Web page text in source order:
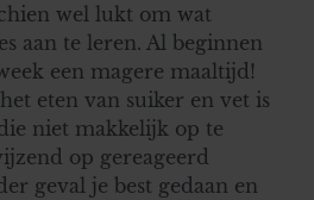
wel lukt om wat
aan te leren. Al beginnen
een magere maaltijd!
eten van suiker en vet is
niet makkelijk op te
op gereageerd
geval je best gedaan en